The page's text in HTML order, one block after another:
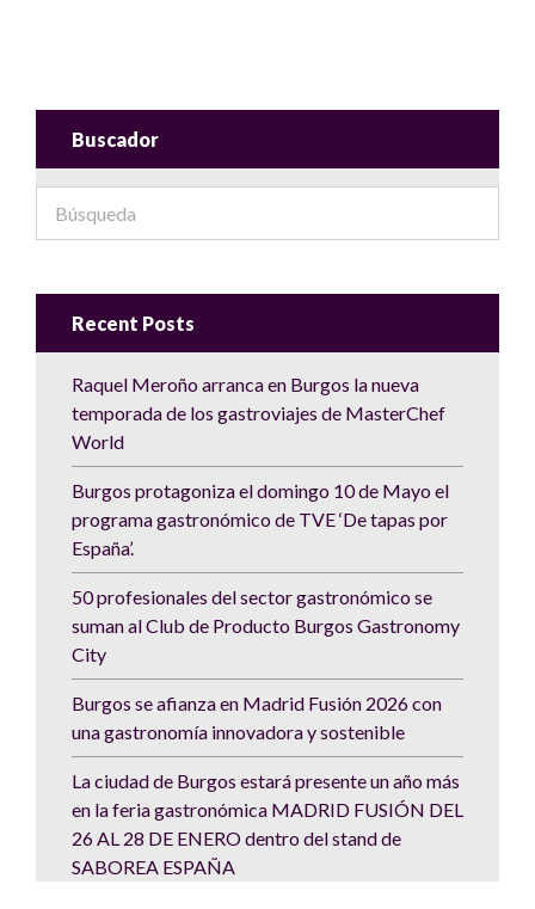
Buscador
Recent Posts
Raquel Meroño arranca en Burgos la nueva
temporada de los gastroviajes de MasterChef
World
Burgos protagoniza el domingo 10 de Mayo el
programa gastronómico de TVE ‘De tapas por
España’.
50 profesionales del sector gastronómico se
suman al Club de Producto Burgos Gastronomy
City
Burgos se afianza en Madrid Fusión 2026 con
una gastronomía innovadora y sostenible
La ciudad de Burgos estará presente un año más
en la feria gastronómica MADRID FUSIÓN DEL
26 AL 28 DE ENERO dentro del stand de
SABOREA ESPAÑA